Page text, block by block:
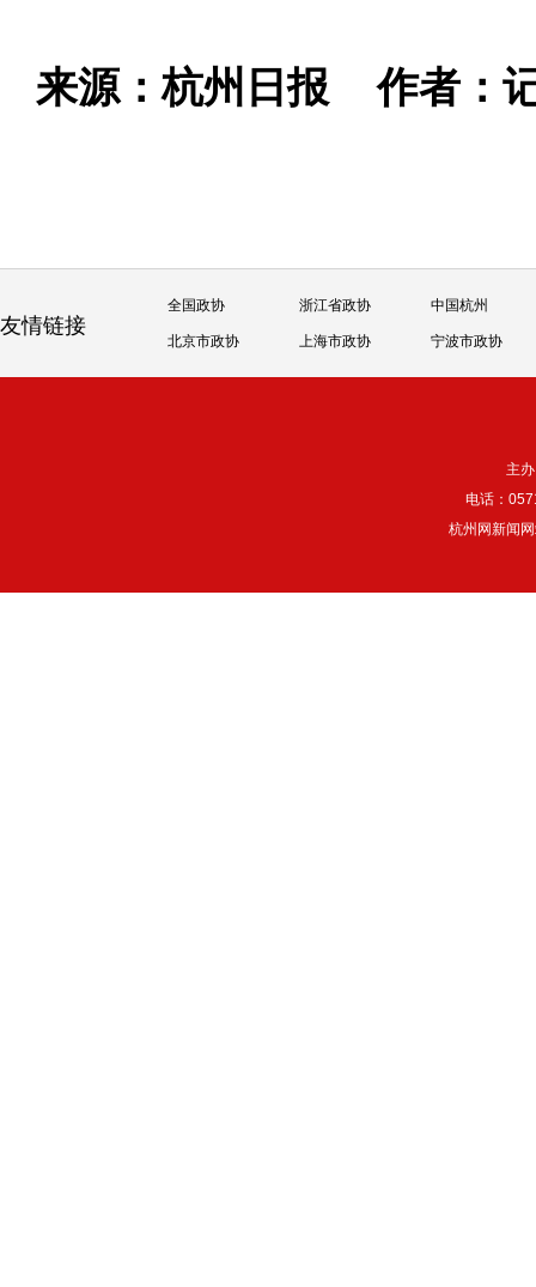
来源：杭州日报作者：
友情链接
全国政协 浙江省政协 中国杭州
北京市政协 上海市政协 宁波市政协
主
电话：
杭州网新闻